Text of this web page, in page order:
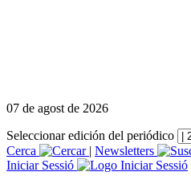
07 de agost de 2026
Seleccionar edición del periódico
Cerca
| Newsletters
Iniciar Sessió